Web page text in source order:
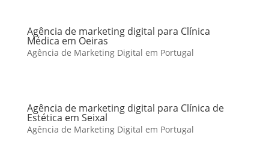
Agência de marketing digital para Clínica
Médica em Oeiras
Agência de Marketing Digital em Portugal
Agência de marketing digital para Clínica de
Estética em Seixal
Agência de Marketing Digital em Portugal